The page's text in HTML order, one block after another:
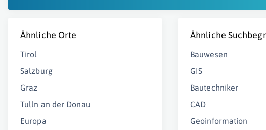
Ähnliche Orte
Tirol
Salzburg
Graz
Tulln an der Donau
Europa
Ähnliche
Bauwesen
GIS
Bautechniker
CAD
Geoinformation